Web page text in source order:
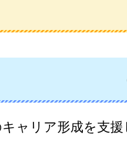
ャリア形成を支援